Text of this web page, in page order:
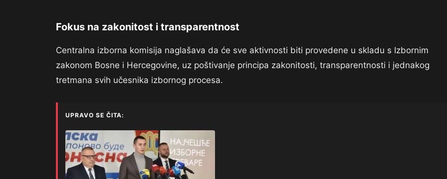
Fokus na zakonitost i transparentnost
Centralna izborna komisija naglašava da će sve aktivnosti biti provedene u skladu s Izbornim
zakonom Bosne i Hercegovine, uz poštivanje principa zakonitosti, transparentnosti i jednakog
tretmana svih učesnika izbornog procesa.
UPRAVO SE ČITA: